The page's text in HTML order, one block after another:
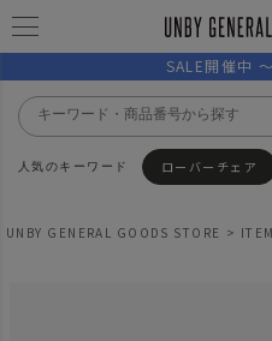
SALE開催中
ローバーチェア
UNBY GENERAL GOODS STORE ITEM